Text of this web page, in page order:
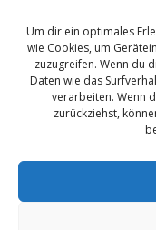
Um dir ein optimales
wie Cookies, um
zuzugreifen. Wenn du
Daten wie das
verarbeiten. Wenn
zurückziehst,